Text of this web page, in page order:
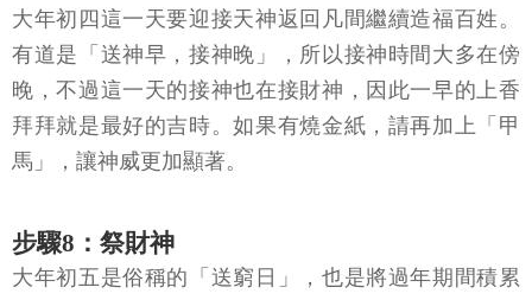
大年初四這一天要迎接天神返回凡間繼續造福百姓。
有道是「送神早，接神晚」，所以接神時間大多在傍
晚，不過這一天的接神也在接財神，因此一早的上香
拜拜就是最好的吉時。如果有燒金紙，請再加上「甲
馬」，讓神威更加顯著。
步驟8：祭財神
大年初五是俗稱的「送窮日」，也是將過年期間積累